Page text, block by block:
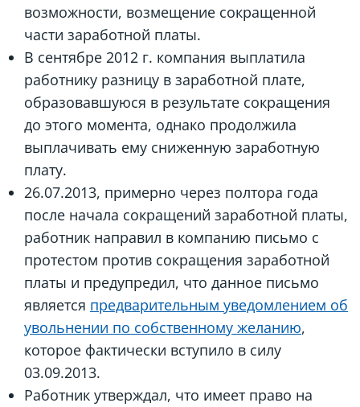
возможности, возмещение сокращенной
части заработной платы.
В сентябре 2012 г. компания выплатила
работнику разницу в заработной плате,
образовавшуюся в результате сокращения
до этого момента, однако продолжила
выплачивать ему сниженную заработную
плату.
26.07.2013, примерно через полтора года
после начала сокращений заработной платы,
работник направил в компанию письмо с
протестом против сокращения заработной
платы и предупредил, что данное письмо
является предварительным уведомлением об
увольнении по собственному желанию,
которое фактически вступило в силу
03.09.2013.
Работник утверждал, что имеет право на